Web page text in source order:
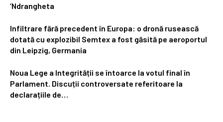
‘Ndrangheta
Infiltrare fără precedent în Europa: o dronă rusească
dotată cu explozibil Semtex a fost găsită pe aeroportul
din Leipzig, Germania
Noua Lege a Integrității se întoarce la votul final în
Parlament. Discuții controversate referitoare la
declarațiile de…